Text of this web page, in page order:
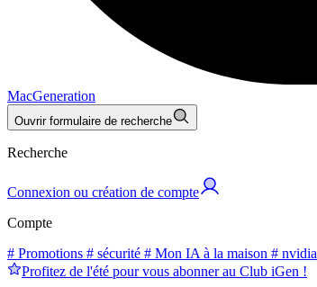
MacGeneration
Ouvrir formulaire de recherche
Recherche
Connexion ou création de compte
Compte
# Promotions # sécurité # Mon IA à la maison # nvidia
Profitez de l'été pour vous abonner au Club iGen !